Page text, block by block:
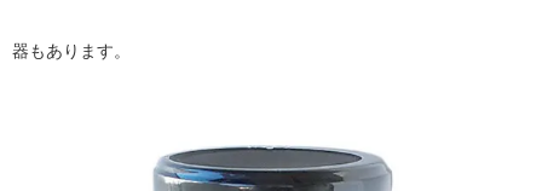
器もあります。